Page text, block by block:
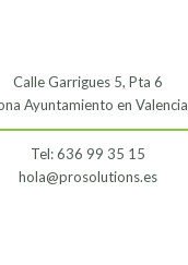
Calle Garrigues 5, Pta 6
Ayuntamiento en Valencia
Tel: 636 99 35 15
hola@prosolutions.es